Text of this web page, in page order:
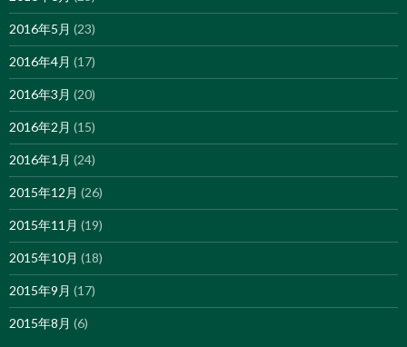
2016年5月 (23)
2016年4月 (17)
2016年3月 (20)
2016年2月 (15)
2016年1月 (24)
2015年12月 (26)
2015年11月 (19)
2015年10月 (18)
2015年9月 (17)
2015年8月 (6)